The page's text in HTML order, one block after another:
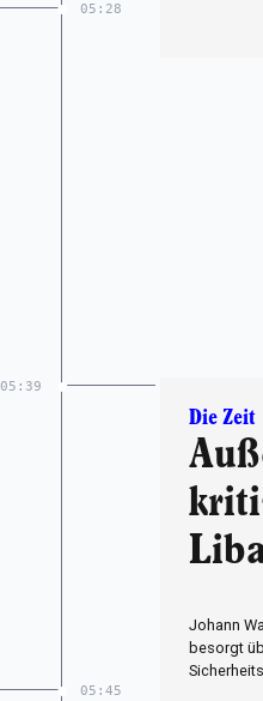
05:28
05:39
Die Zeit
Johann
besorgt
05:45